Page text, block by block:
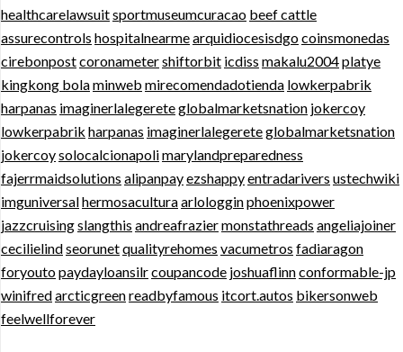
healthcarelawsuitsportmuseumcuracao beef cattle
assurecontrols hospitalnearmearquidiocesisdgocoinsmonedas
cirebonpostcoronametershiftorbit icdiss makalu2004platye
kingkong bolaminweb mirecomendadotienda lowkerpabrik
harpanas imaginerlalegereteglobalmarketsnation jokercoy
lowkerpabrik harpanas imaginerlalegereteglobalmarketsnation
jokercoysolocalcionapolimarylandpreparedness
fajerrmaidsolutions alipanpayezshappyentradarivers ustechwiki
imguniversalhermosaculturaarlologginphoenixpower
jazzcruisingslangthis andreafraziermonstathreads angeliajoiner
cecilielindseorunetqualityrehomes vacumetros fadiaragon
foryoutopaydayloansilrcoupancode joshuaflinnconformable-jp
winifredarcticgreenreadbyfamous itcort.autos bikersonweb
feelwellforever